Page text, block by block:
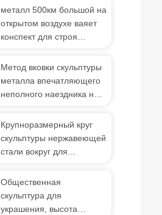
металл 500км большой на
открытом воздухе ваяет
конспект для строя
Метод вковки скульптуры
металла впечатляющего
неполного наездника на
Крупноразмерный круг
скульптуры нержавеющей
стали вокруг для
украшения
Общественная
скульптура для
украшения, высота